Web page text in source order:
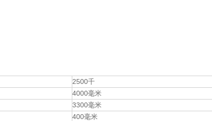
2500千
4000毫米
3300毫米
400毫米